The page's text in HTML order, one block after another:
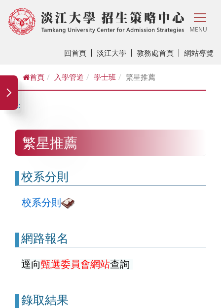
MENU
回首頁 淡江大學 教務處首頁 網站導覽
首頁 入學管道 學士班 繁星推薦
:::
繁星推薦
校系分則
校系分則
網路報名
逕向甄選委員會網站查詢
錄取結果